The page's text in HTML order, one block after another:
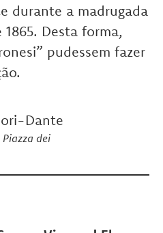
durante a madrugada
Desta forma,
pudessem fazer
dei